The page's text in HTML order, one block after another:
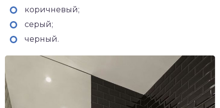
коричневый;
серый;
черный.